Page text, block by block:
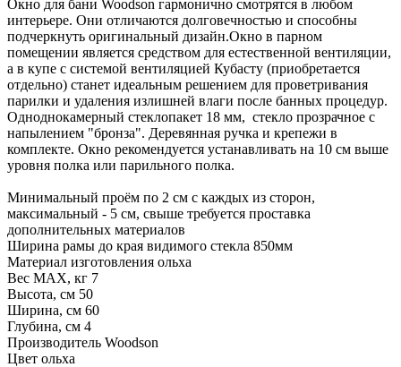
Окно для бани Woodson гармонично смотрятся в любом
интерьере. Они отличаются долговечностью и способны
подчеркнуть оригинальный дизайн.Окно в парном
помещении является средством для естественной вентиляции,
а в купе с системой вентиляцией Кубасту (приобретается
отдельно) станет идеальным решением для проветривания
парилки и удаления излишней влаги после банных процедур.
Одноднокамерный стеклопакет 18 мм, стекло прозрачное с
напылением "бронза". Деревянная ручка и крепежи в
комплекте. Окно рекомендуется устанавливать на 10 см выше
уровня полка или парильного полка.
Минимальный проём по 2 см с каждых из сторон,
максимальный - 5 см, свыше требуется проставка
дополнительных материалов
Ширина рамы до края видимого стекла 850мм
Материал изготовления ольха
Вес МАХ, кг 7
Высота, см 50
Ширина, см 60
Глубина, см 4
Производитель Woodson
Цвет ольха